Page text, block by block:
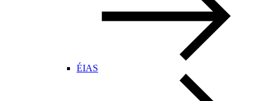
ÉIAS